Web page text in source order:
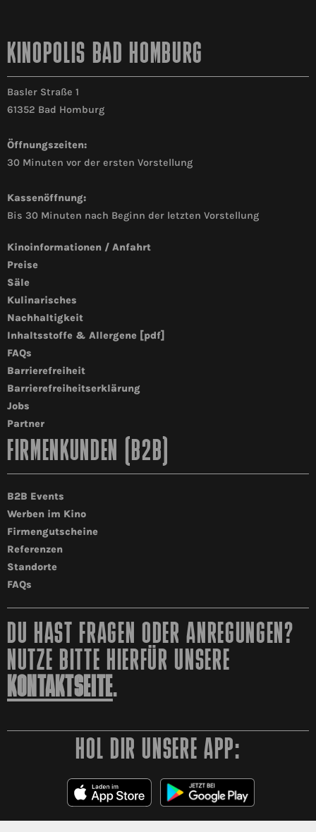
KINOPOLIS BAD HOMBURG
Basler Straße 1
61352 Bad Homburg
Öffnungszeiten:
30 Minuten vor der ersten Vorstellung
Kassenöffnung:
Bis 30 Minuten nach Beginn der letzten Vorstellung
Kinoinformationen / Anfahrt
Preise
Säle
Kulinarisches
Nachhaltigkeit
Inhaltsstoffe & Allergene [pdf]
FAQs
Barrierefreiheit
Barrierefreiheitserklärung
Jobs
Partner
FIRMENKUNDEN (B2B)
B2B Events
Werben im Kino
Firmengutscheine
Referenzen
Standorte
FAQs
DU HAST FRAGEN ODER ANREGUNGEN?
NUTZE BITTE HIERFÜR UNSERE
KONTAKTSEITE.
HOL DIR UNSERE APP: